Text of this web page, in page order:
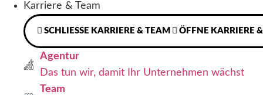
Karriere & Team
SCHLIESSE KARRIERE & TEAM ÖFFNE KARRIERE
Agentur
Das tun wir, damit Ihr Unternehmen wächst
Team